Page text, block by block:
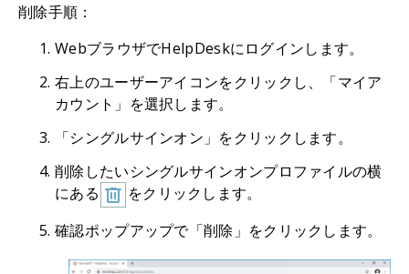
削除手順：
WebブラウザでHelpDeskにログインします。
右上のユーザーアイコンをクリックし、「マイア
カウント」を選択します。
「シングルサインオン」をクリックします。
削除したいシングルサインオンプロファイルの横
にある
をクリックします。
確認ポップアップで「削除」をクリックします。